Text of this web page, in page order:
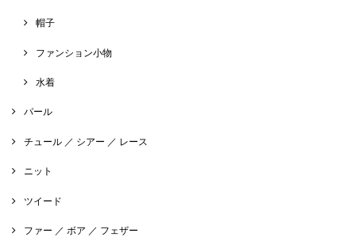
帽子
ファンション小物
水着
パール
チュール ／ シアー ／ レース
ニット
ツイード
ファー ／ ボア ／ フェザー